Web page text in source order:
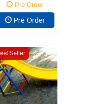
Pre Order
Pre Order
Seller